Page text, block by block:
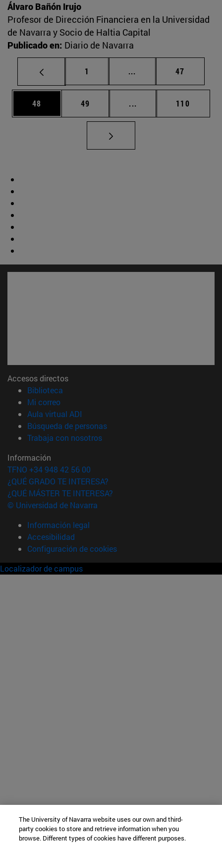
Álvaro Bañón Irujo
Profesor de Dirección Financiera en la Universidad
de Navarra y Socio de Haltia Capital
Publicado en: Diario de Navarra
Página
1 ... Páginas intermedias
Página
47
Página
48 Página
49 ... Páginas intermedias
Página
110
Accesos directos
Biblioteca
Mi correo(abre en nueva ventana)
Aula virtual ADI
Búsqueda de personas(abre en nueva ventana)
Trabaja con nosotros(abre en nueva ventana)
Información
TFNO +34 948 42 56 00
¿QUÉ GRADO TE INTERESA?
¿QUÉ MÁSTER TE INTERESA?
© Universidad de Navarra
Información legal
Accesibilidad
Configuración de cookies
Localizador de campus
The University of Navarra website uses our own and third-
party cookies to store and retrieve information when you
browse. Different types of cookies have different purposes.